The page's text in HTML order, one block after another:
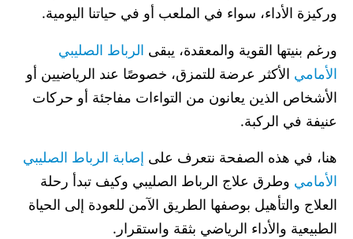
وركيزة الأداء، سواء في الملعب أو في حياتنا اليومية.
ورغم بنيتها القوية والمعقدة، يبقى الرباط الصليبي
الأمامي الأكثر عرضة للتمزق، خصوصًا عند الرياضيين أو
الأشخاص الذين يعانون من التواءات مفاجئة أو حركات
عنيفة في الركبة.
هنا، في هذه الصفحة نتعرف على إصابة الرباط الصليبي
الأمامي وطرق علاج الرباط الصليبي وكيف تبدأ رحلة
العلاج والتأهيل بوصفها الطريق الآمن للعودة إلى الحياة
الطبيعية والأداء الرياضي بثقة واستقرار.